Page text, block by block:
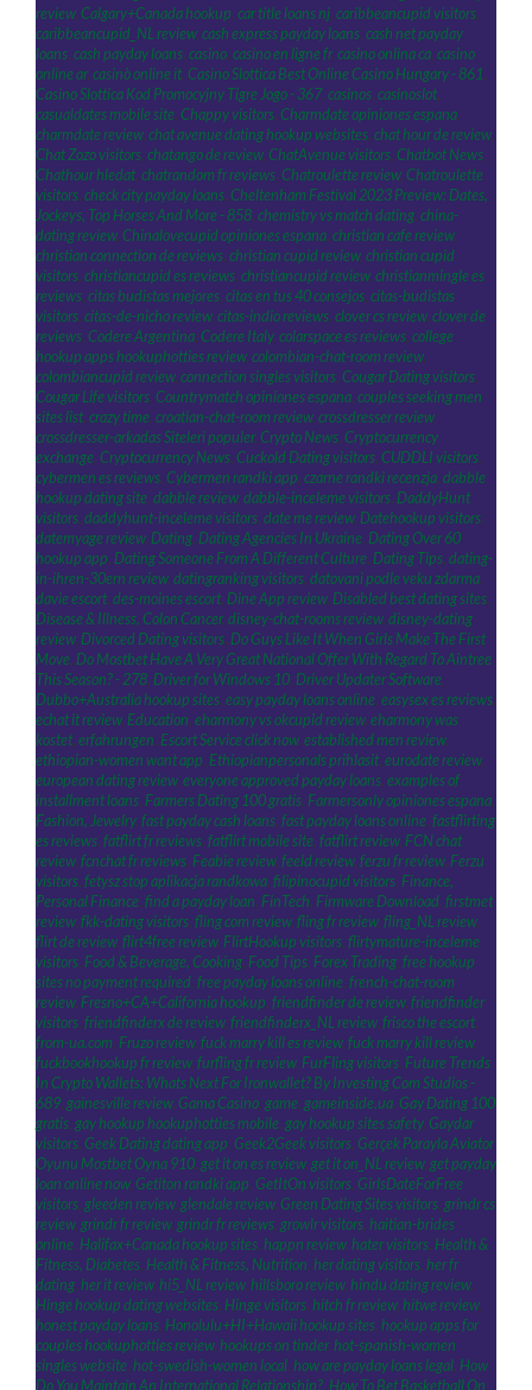
review, Calgary+Canada hookup, car title loans nj, caribbeancupid visitors,
caribbeancupid_NL review, cash express payday loans, cash net payday
loans, cash payday loans, casino, casino en ligne fr, casino onlina ca, casino
online ar, casinò online it, Casino Slottica Best Online Casino Hungary - 861,
Casino Slottica Kod Promocyjny Tigre Jogo - 367, casinos, casinoslot,
casualdates mobile site, Chappy visitors, Charmdate opiniones espana,
charmdate review, chat avenue dating hookup websites, chat hour de review,
Chat Zozo visitors, chatango de review, ChatAvenue visitors, Chatbot News,
Chathour hledat, chatrandom fr reviews, Chatroulette review, Chatroulette
visitors, check city payday loans, Cheltenham Festival 2023 Preview: Dates,
Jockeys, Top Horses And More - 858, chemistry vs match dating, china-
dating review, Chinalovecupid opiniones espana, christian cafe review,
christian connection de reviews, christian cupid review, christian cupid
visitors, christiancupid es reviews, christiancupid review, christianmingle es
reviews, citas budistas mejores, citas en tus 40 consejos, citas-budistas
visitors, citas-de-nicho review, citas-indio reviews, clover cs review, clover de
reviews, Codere Argentina, Codere Italy, colarspace es reviews, college
hookup apps hookuphotties review, colombian-chat-room review,
colombiancupid review, connection singles visitors, Cougar Dating visitors,
Cougar Life visitors, Countrymatch opiniones espana, couples seeking men
sites list, crazy time, croatian-chat-room review, crossdresser review,
crossdresser-arkadas Siteleri populer, Crypto News, Cryptocurrency
exchange, Cryptocurrency News, Cuckold Dating visitors, CUDDLI visitors,
cybermen es reviews, Cybermen randki app, czarne randki recenzja, dabble
hookup dating site, dabble review, dabble-inceleme visitors, DaddyHunt
visitors, daddyhunt-inceleme visitors, date me review, Datehookup visitors,
datemyage review, Dating, Dating Agencies In Ukraine, Dating Over 60
hookup app, Dating Someone From A Different Culture, Dating Tips, dating-
in-ihren-30ern review, datingranking visitors, datovani podle veku zdarma,
davie escort, des-moines escort, Dine App review, Disabled best dating sites,
Disease & Illness, Colon Cancer, disney-chat-rooms review, disney-dating
review, Divorced Dating visitors, Do Guys Like It When Girls Make The First
Move, Do Mostbet Have A Very Great National Offer With Regard To Aintree
This Season? - 278, Driver for Windows 10, Driver Updater Software,
Dubbo+Australia hookup sites, easy payday loans online, easysex es reviews,
echat it review, Education, eharmony vs okcupid review, eharmony was
kostet, erfahrungen, Escort Service click now, established men review,
ethiopian-women want app, Ethiopianpersonals prihlasit, eurodate review,
european dating review, everyone approved payday loans, examples of
installment loans, Farmers Dating 100 gratis, Farmersonly opiniones espana,
Fashion, Jewelry, fast payday cash loans, fast payday loans online, fastflirting
es reviews, fatflirt fr reviews, fatflirt mobile site, fatflirt review, FCN chat
review, fcnchat fr reviews, Feabie review, feeld review, ferzu fr review, Ferzu
visitors, fetysz stop aplikacja randkowa, filipinocupid visitors, Finance,
Personal Finance, find a payday loan, FinTech, Firmware Download, firstmet
review, fkk-dating visitors, fling com review, fling fr review, fling_NL review,
flirt de review, flirt4free review, FlirtHookup visitors, flirtymature-inceleme
visitors, Food & Beverage, Cooking, Food Tips, Forex Trading, free hookup
sites no payment required, free payday loans online, french-chat-room
review, Fresno+CA+California hookup, friendfinder de review, friendfinder
visitors, friendfinderx de review, friendfinderx_NL review, frisco the escort,
from-ua.com, Fruzo review, fuck marry kill es review, fuck marry kill review,
fuckbookhookup fr review, furfling fr review, FurFling visitors, Future Trends
In Crypto Wallets: Whats Next For Ironwallet? By Investing Com Studios -
689, gainesville review, Gama Casino, game, gameinside.ua, Gay Dating 100
gratis, gay hookup hookuphotties mobile, gay hookup sites safety, Gaydar
visitors, Geek Dating dating app, Geek2Geek visitors, Gerçek Parayla Aviator
Oyunu Mostbet Oyna 910, get it on es review, get it on_NL review, get payday
loan online now, Getiton randki app, GetItOn visitors, GirlsDateForFree
visitors, gleeden review, glendale review, Green Dating Sites visitors, grindr cs
review, grindr fr review, grindr fr reviews, growlr visitors, haitian-brides
online, Halifax+Canada hookup sites, happn review, hater visitors, Health &
Fitness, Diabetes, Health & Fitness, Nutrition, her dating visitors, her fr
dating, her it review, hi5_NL review, hillsboro review, hindu dating review,
Hinge hookup dating websites, Hinge visitors, hitch fr review, hitwe review,
honest payday loans, Honolulu+HI+Hawaii hookup sites, hookup apps for
couples hookuphotties review, hookups on tinder, hot-spanish-women
singles website, hot-swedish-women local, how are payday loans legal, How
Do You Maintain An International Relationship?, How To Bet Basketball On